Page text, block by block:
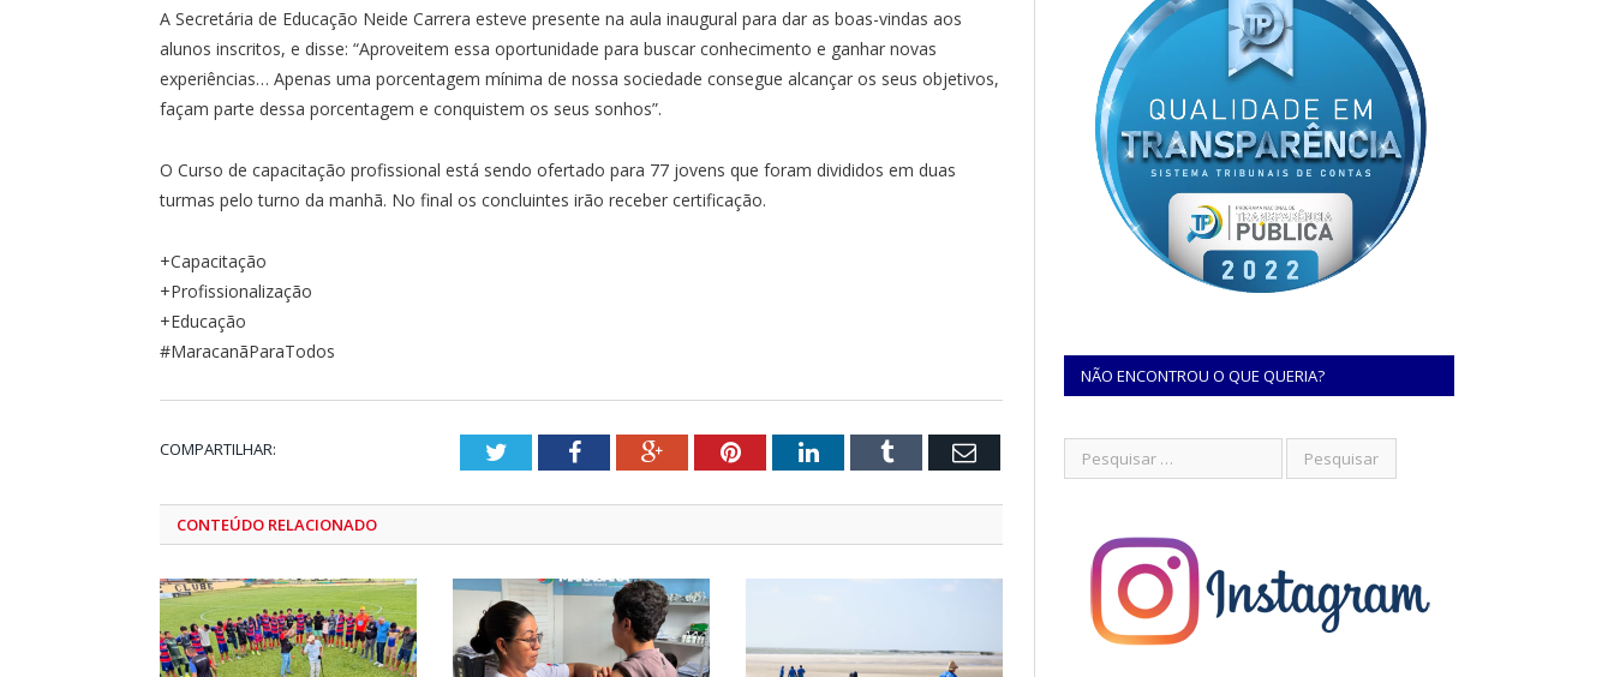
A Secretária de Educação Neide Carrera esteve presente na aula inaugural para dar as boas-vindas aos
alunos inscritos, e disse: “Aproveitem essa oportunidade para buscar conhecimento e ganhar novas
experiências… Apenas uma porcentagem mínima de nossa sociedade consegue alcançar os seus objetivos,
façam parte dessa porcentagem e conquistem os seus sonhos”.
O Curso de capacitação profissional está sendo ofertado para 77 jovens que foram divididos em duas
turmas pelo turno da manhã. No final os concluintes irão receber certificação.
+Capacitação
+Profissionalização
+Educação
#MaracanãParaTodos
COMPARTILHAR: TwitterFacebookGoogle+PinterestLinkedInTumblr Email
CONTEÚDO RELACIONADO
NÃO ENCONTROU O QUE QUERIA?